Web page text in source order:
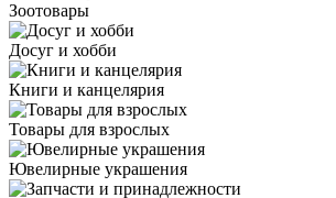
Зоотовары
Досуг и хобби
Книги и канцелярия
Товары для взрослых
Ювелирные украшения